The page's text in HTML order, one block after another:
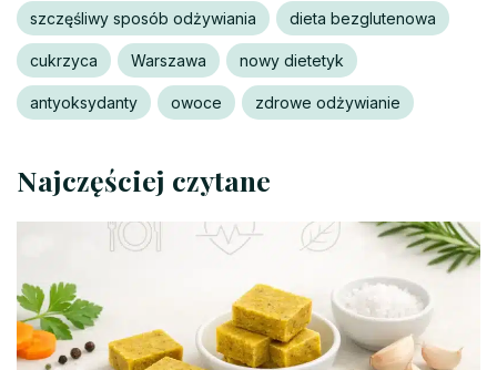
szczęśliwy sposób odżywiania dieta bezglutenowa
cukrzyca Warszawa nowy dietetyk
antyoksydanty owoce zdrowe odżywianie
Najczęściej czytane